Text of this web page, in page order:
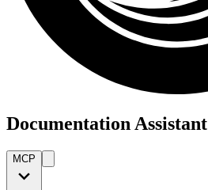
Documentation Assistant
MCP